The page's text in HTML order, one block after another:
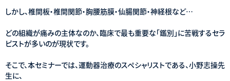
しかし、椎間板・椎間関節・胸腰筋膜・仙腸関節・神経根など…
どの組織が痛みの主体なのか、臨床で最も重要な「鑑別」に苦戦するセラ
ピストが多いのが現状です。
そこで、本セミナーでは、運動器治療のスペシャリストである、小野志操先
生に、